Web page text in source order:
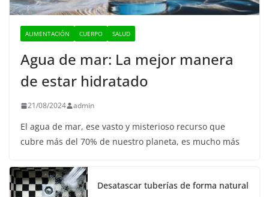
ALIMENTACIÓN CUERPO SALUD
Agua de mar: La mejor manera
de estar hidratado
21/08/2024 admin
El agua de mar, ese vasto y misterioso recurso que
cubre más del 70% de nuestro planeta, es mucho más
Desatascar tuberías de forma natural